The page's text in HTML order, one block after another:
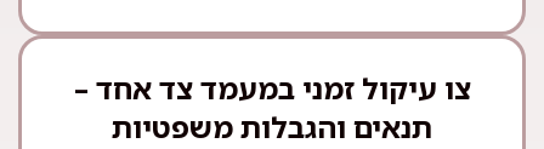
צו עיקול זמני במעמד צד אחד –
תנאים והגבלות משפטיות